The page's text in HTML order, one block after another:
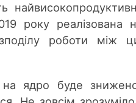
року реалізована
роботи між
ядро ​​буде